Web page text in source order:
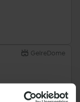
GelreDome